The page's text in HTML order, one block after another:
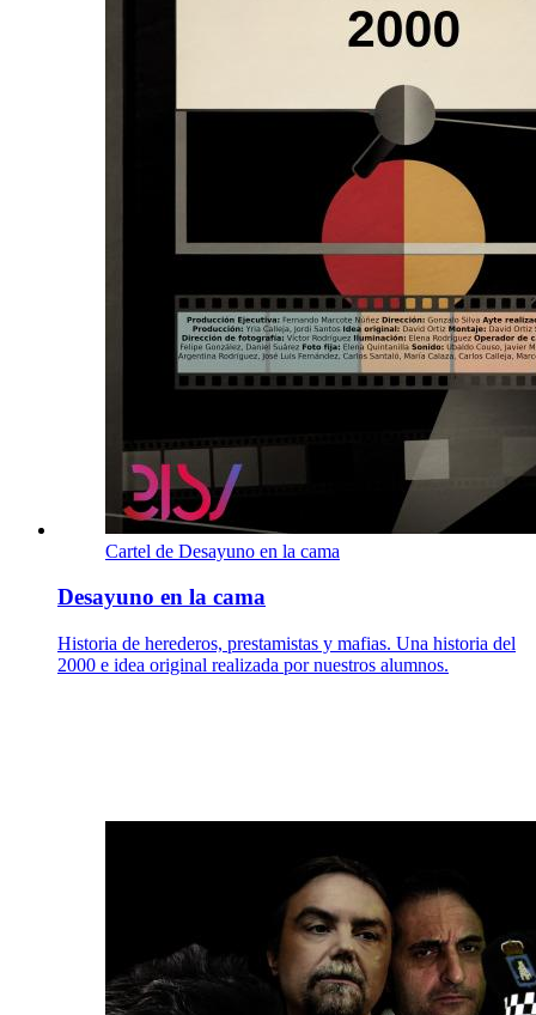
Cartel de Desayuno en la cama
Desayuno en la cama
Historia de herederos, prestamistas y mafias. Una historia del
2000 e idea original realizada por nuestros alumnos.